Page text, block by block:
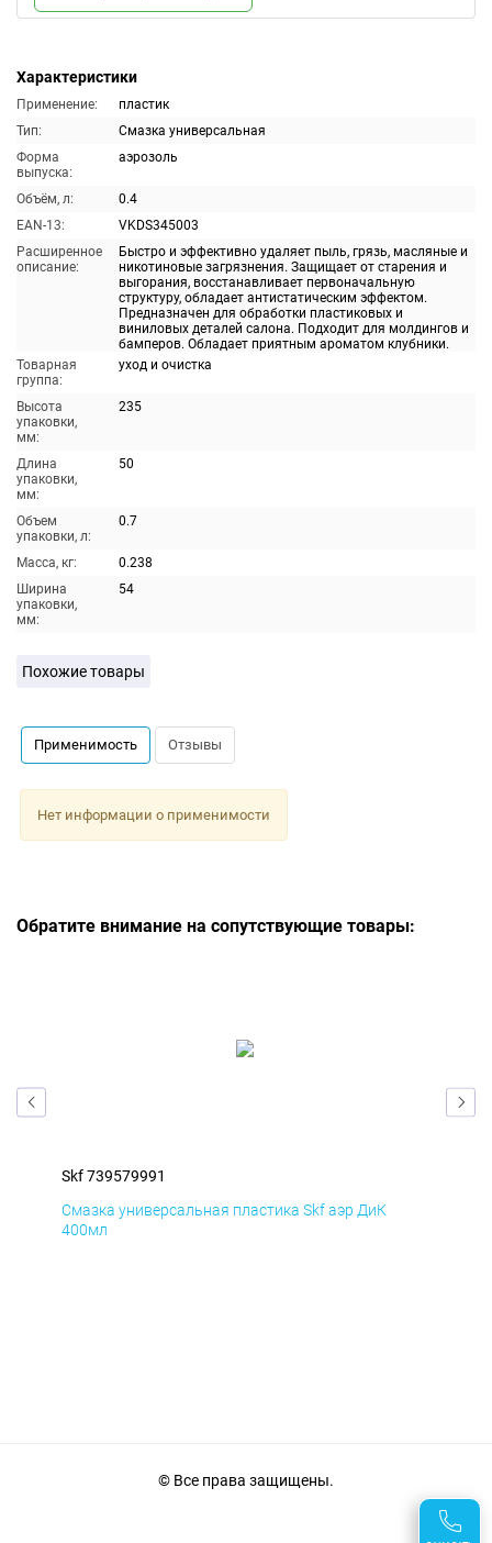
Характеристики
Применение:
пластик
Тип:
Смазка универсальная
Форма
выпуска:
аэрозоль
Объём, л:
0.4
EAN-13:
VKDS345003
Расширенное
описание:
Быстро и эффективно удаляет пыль, грязь, масляные и
никотиновые загрязнения. Защищает от старения и
выгорания, восстанавливает первоначальную
структуру, обладает антистатическим эффектом.
Предназначен для обработки пластиковых и
виниловых деталей салона. Подходит для молдингов и
бамперов. Обладает приятным ароматом клубники.
Товарная
группа:
уход и очистка
Высота
упаковки,
мм:
235
Длина
упаковки,
мм:
50
Объем
упаковки, л:
0.7
Масса, кг:
0.238
Ширина
упаковки,
мм:
54
Похожие товары
Применимость Отзывы
Нет информации о применимости
Обратите внимание на сопутствующие товары:
Skf 739579991
Смазка универсальная пластика Skf аэр ДиК
400мл
© Все права защищены.